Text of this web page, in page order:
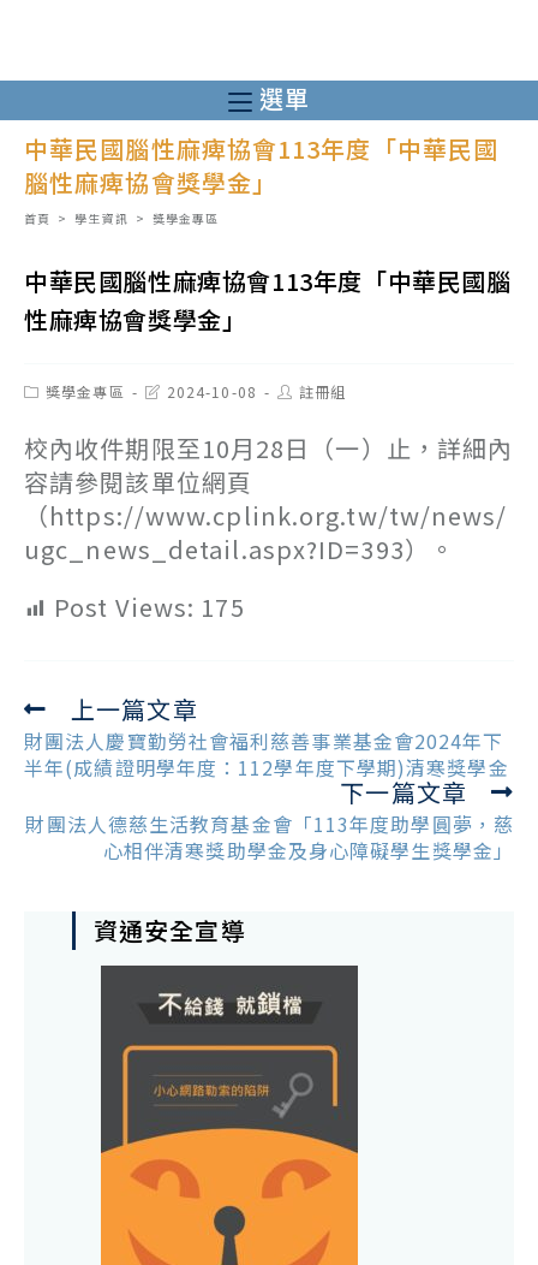
至
主
選單
中華民國腦性麻痺協會113年度「中華民國
腦性麻痺協會獎學金」
首頁 > 學生資訊 > 獎學金專區
中華民國腦性麻痺協會113年度「中華民國腦
性麻痺協會獎學金」
Post獎學金專區
Post2024-10-08
Post註冊組
校內收件期限至10月28日（一）止，詳細內
容請參閱該單位網頁
（https://www.cplink.org.tw/tw/news/
ugc_news_detail.aspx?ID=393）。
Post Views: 175
Read
more
articles
上一篇文章
財團法人慶寶勤勞社會福利慈善事業基金會2024年下
半年(成績證明學年度：112學年度下學期)清寒獎學金
下一篇文章
財團法人德慈生活教育基金會「113年度助學圓夢，慈
心相伴清寒獎助學金及身心障礙學生獎學金」
資通安全宣導